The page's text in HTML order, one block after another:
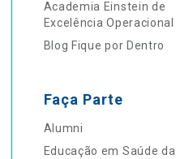
Academia Einstein de
Excelência Operacional
Blog Fique por Dentro
Faça Parte
Alumni
Educação em Saúde da